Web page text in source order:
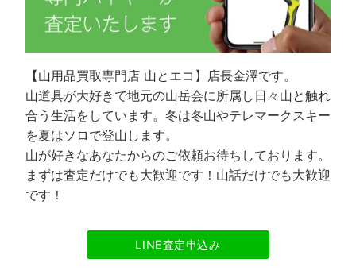
【山用品買取専門店 山とエコ】店長金澤です。
山道具が大好きで地元の山岳会に所属し日々山と触れ
合う生活をしています。冬は冬山やテレマークスキー
を夏はソロで登山します。
山が好きなあなたからのご依頼お待ちしております。
まずは査定だけでも大歓迎です！山話だけでも大歓迎
です！
LINE査定申込み